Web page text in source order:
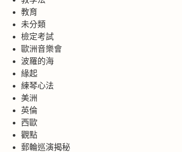
教育
未分類
檢定考試
歐洲音樂會
波羅的海
緣起
練琴心法
美洲
英倫
西歐
觀點
郵輪巡演揭秘